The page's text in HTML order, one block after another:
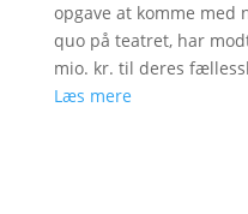
opgave at komme med
quo på teatret, har
mio. kr. til deres
Læs mere